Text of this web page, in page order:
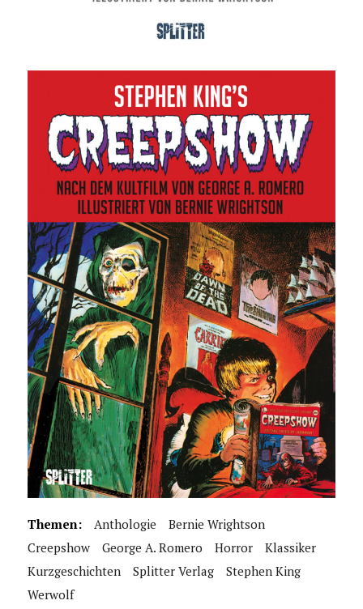
Themen: Anthologie
Bernie Wrightson
Creepshow
George A. Romero Horror
Klassiker
Kurzgeschichten
Splitter Verlag
Stephen King
Werwolf